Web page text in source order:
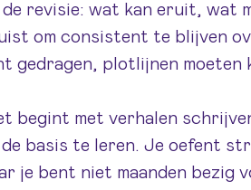
revisie: wat kan eruit, wat
om consistent te blijven
gedragen, plotlijnen moeten
begint met verhalen
basis te leren. Je oefent
je bent niet maanden bezig